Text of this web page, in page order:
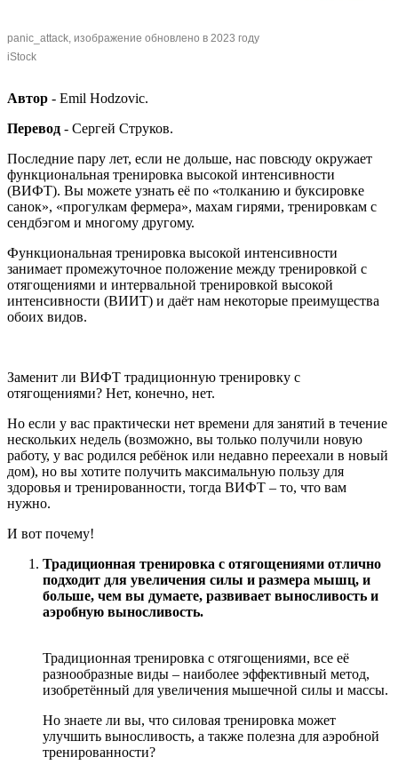
panic_attack, изображение обновлено в 2023 году
iStock
Автор - Emil Hodzovic.
Перевод - Сергей Струков.
Последние пару лет, если не дольше, нас повсюду окружает
функциональная тренировка высокой интенсивности
(ВИФТ). Вы можете узнать её по «толканию и буксировке
санок», «прогулкам фермера», махам гирями, тренировкам с
сендбэгом и многому другому.
Функциональная тренировка высокой интенсивности
занимает промежуточное положение между тренировкой с
отягощениями и интервальной тренировкой высокой
интенсивности (ВИИТ) и даёт нам некоторые преимущества
обоих видов.
Заменит ли ВИФТ традиционную тренировку с
отягощениями? Нет, конечно, нет.
Но если у вас практически нет времени для занятий в течение
нескольких недель (возможно, вы только получили новую
работу, у вас родился ребёнок или недавно переехали в новый
дом), но вы хотите получить максимальную пользу для
здоровья и тренированности, тогда ВИФТ – то, что вам
нужно.
И вот почему!
Традиционная тренировка с отягощениями отлично
подходит для увеличения силы и размера мышц, и
больше, чем вы думаете, развивает выносливость и
аэробную выносливость.
Традиционная тренировка с отягощениями, все её
разнообразные виды – наиболее эффективный метод,
изобретённый для увеличения мышечной силы и массы.
Но знаете ли вы, что силовая тренировка может
улучшить выносливость, а также полезна для аэробной
тренированности?